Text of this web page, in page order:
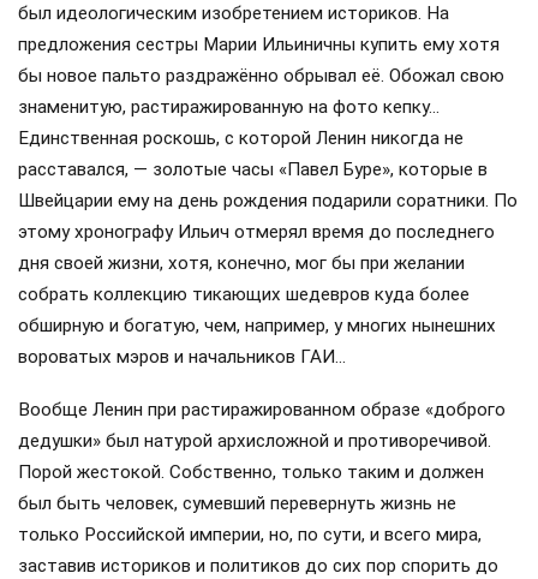
был идеологическим изобретением историков. На
предложения сестры Марии Ильиничны купить ему хотя
бы новое пальто раздражённо обрывал её. Обожал свою
знаменитую, растиражированную на фото кепку…
Единственная роскошь, с которой Ленин никогда не
расставался, — золотые часы «Павел Буре», которые в
Швейцарии ему на день рождения подарили соратники. По
этому хронографу Ильич отмерял время до последнего
дня своей жизни, хотя, конечно, мог бы при желании
собрать коллекцию тикающих шедевров куда более
обширную и богатую, чем, например, у многих нынешних
вороватых мэров и начальников ГАИ…
Вообще Ленин при растиражированном образе «доброго
дедушки» был натурой архисложной и противоречивой.
Порой жестокой. Собственно, только таким и должен
был быть человек, сумевший перевернуть жизнь не
только Российской империи, но, по сути, и всего мира,
заставив историков и политиков до сих пор спорить до